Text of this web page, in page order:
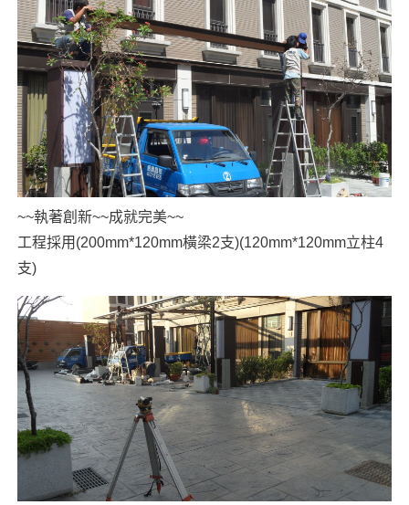
~~執著創新~~成就完美~~
工程採用(200mm*120mm橫梁2支)(120mm*120mm立柱4
支)